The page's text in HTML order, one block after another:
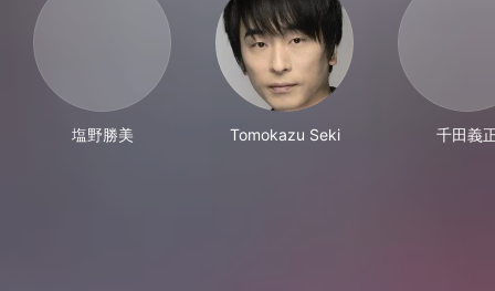
塩野勝美 Tomokazu Seki 千田義